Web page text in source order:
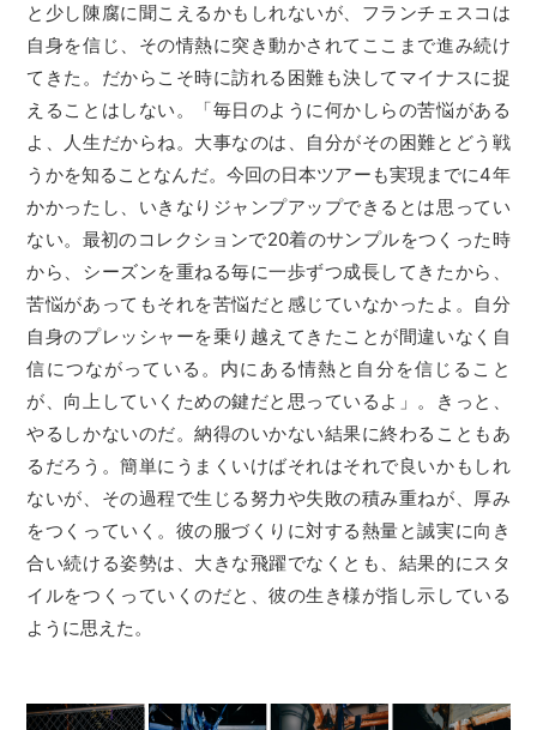
と少し陳腐に聞こえるかもしれないが、フランチェスコは
自身を信じ、その情熱に突き動かされてここまで進み続け
てきた。だからこそ時に訪れる困難も決してマイナスに捉
えることはしない。「毎日のように何かしらの苦悩がある
よ、人生だからね。大事なのは、自分がその困難とどう戦
うかを知ることなんだ。今回の日本ツアーも実現までに4年
かかったし、いきなりジャンプアップできるとは思ってい
ない。最初のコレクションで20着のサンプルをつくった時
から、シーズンを重ねる毎に一歩ずつ成長してきたから、
苦悩があってもそれを苦悩だと感じていなかったよ。自分
自身のプレッシャーを乗り越えてきたことが間違いなく自
信につながっている。内にある情熱と自分を信じること
が、向上していくための鍵だと思っているよ」。きっと、
やるしかないのだ。納得のいかない結果に終わることもあ
るだろう。簡単にうまくいけばそれはそれで良いかもしれ
ないが、その過程で生じる努力や失敗の積み重ねが、厚み
をつくっていく。彼の服づくりに対する熱量と誠実に向き
合い続ける姿勢は、大きな飛躍でなくとも、結果的にスタ
イルをつくっていくのだと、彼の生き様が指し示している
ように思えた。